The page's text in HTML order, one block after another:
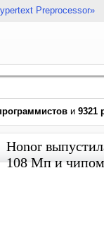
Preprocessor»
и 9321
Honor
108 Мп и чипом